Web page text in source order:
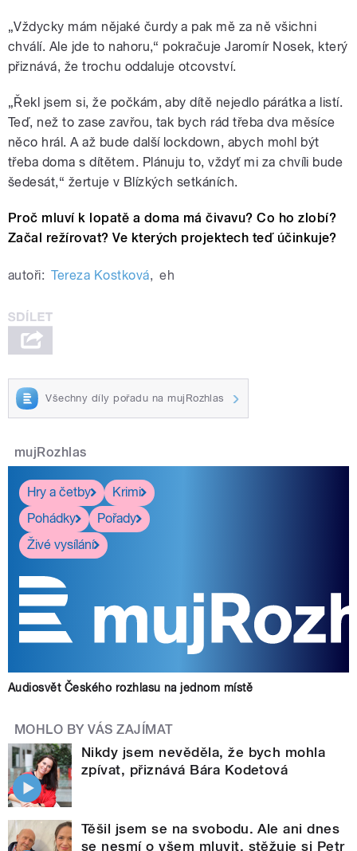
„Vždycky mám nějaké čurdy a pak mě za ně všichni
chválí. Ale jde to nahoru,“ pokračuje Jaromír Nosek, který
přiznává, že trochu oddaluje otcovství.
„Řekl jsem si, že počkám, aby dítě nejedlo párátka a listí.
Teď, než to zase zavřou, tak bych rád třeba dva měsíce
něco hrál. A až bude další lockdown, abych mohl být
třeba doma s dítětem. Plánuju to, vždyť mi za chvíli bude
šedesát,“ žertuje v Blízkých setkáních.
Proč mluví k lopatě a doma má čivavu? Co ho zlobí?
Začal režírovat? Ve kterých projektech teď účinkuje?
autoři: Tereza Kostková, eh
Všechny díly pořadu na mujRozhlas
mujRozhlas
Hry a četby
Krimi
Pohádky
Pořady
Živé vysílání
Audiosvět Českého rozhlasu na jednom místě
MOHLO BY VÁS ZAJÍMAT
Nikdy jsem nevěděla, že bych mohla
zpívat, přiznává Bára Kodetová
Těšil jsem se na svobodu. Ale ani dnes
se nesmí o všem mluvit, stěžuje si Petr